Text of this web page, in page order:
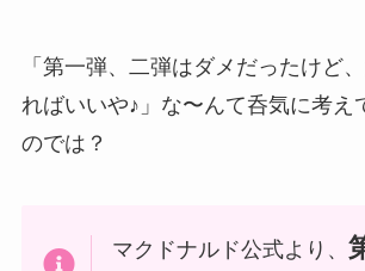
「第一弾、二弾はダメだったけど
ればいいや♪」な〜んて呑気に考え
のでは？
マクドナルド公式より、